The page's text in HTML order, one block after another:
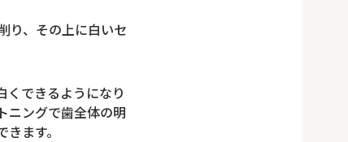
り、その上に白いセ
くできるようになり
ニングで歯全体の明
ます。